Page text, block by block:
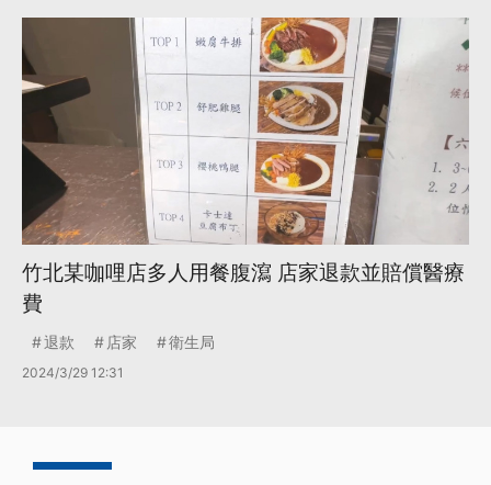
竹北某咖哩店多人用餐腹瀉 店家退款並賠償醫療
費
退款 店家 衛生局
2024/3/29 12:31